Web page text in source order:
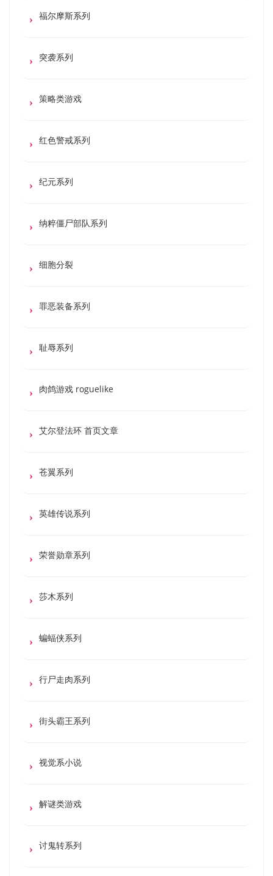
福尔摩斯系列
突袭系列
策略类游戏
红色警戒系列
纪元系列
纳粹僵尸部队系列
细胞分裂
罪恶装备系列
耻辱系列
肉鸽游戏 roguelike
艾尔登法环 首页文章
苍翼系列
英雄传说系列
荣誉勋章系列
莎木系列
蝙蝠侠系列
行尸走肉系列
街头霸王系列
视觉系小说
解谜类游戏
讨鬼转系列